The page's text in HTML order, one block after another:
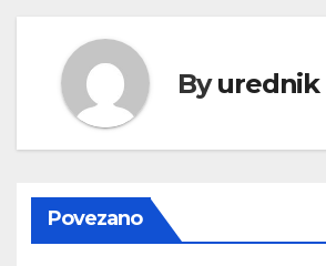
Byurednik
Povezano